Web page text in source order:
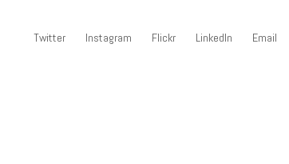
Twitter Instagram Flickr LinkedIn Email